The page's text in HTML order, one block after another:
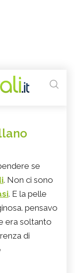
se
. Non ci sono
. E la pelle
pensavo
era soltanto
di